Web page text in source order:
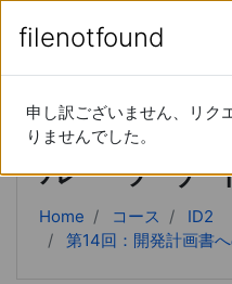
サイドパネル
あなたは現在ゲス
グイン )
インスト
ル・デザ
Home コース
ID2
第14回：開発計画書
filenotfound
申し訳ございません、リク
りませんでした。
filenotfound
申し訳ございません、リク
りませんでした。